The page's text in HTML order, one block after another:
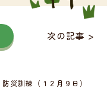
次の記事 >
防災訓練（１２月９日）